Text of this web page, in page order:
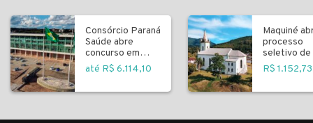
Consórcio Paraná
Saúde abre
concurso em
Curitiba
até R$ 6.114,10
Maquiné
processo
seletivo de
R$ 1.152,73